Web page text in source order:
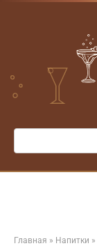
Перейти
Поиск:
Главная » Напитки »